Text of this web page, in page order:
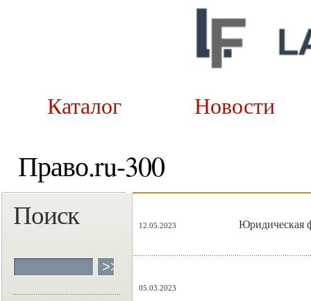
Каталог
Право.ru-300
Поиск 12.05.2023 Юридическая
05.03.2023